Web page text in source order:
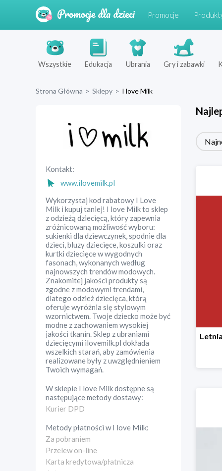
Promocje
Wszystkie Edukacja Ubrania Gry i zabawki
Strona Główna > Sklepy > I love Milk
Kontakt:
www.ilovemilk.pl
Wykorzystaj kod rabatowy I Love
Milk i kupuj taniej! I love Milk to sklep
z odzieżą dziecięcą, który zapewnia
zróżnicowaną możliwość wyboru:
sukienki dla dziewczynek, spodnie dla
dzieci, bluzy dziecięce, koszulki oraz
kurtki dziecięce w wygodnych
fasonach, wykonanych według
najnowszych trendów modowych.
Znakomitej jakości produkty są
zgodne z modowymi trendami,
dlatego odzież dziecięca, którą
oferuje wyróżnia się stylowym
wzornictwem. Twoje dziecko może być
modne z zachowaniem wysokiej
jakości tkanin. Sklep z ubraniami
dziecięcymi ilovemilk.pl dokłada
wszelkich starań, aby zamówienia
realizowane były z uwzględnieniem
Twoich wymagań.
W sklepie I love Milkdostępne są
następujące metody dostawy:
Kurier DPD
Metody płatności wI love Milk:
Za pobraniem
Przelew on-line
Karta kredytowa/płatnicza